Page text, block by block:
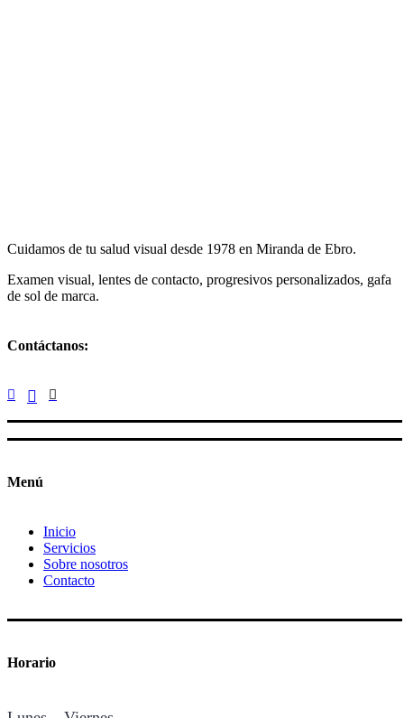
Cuidamos de tu salud visual desde 1978 en Miranda de Ebro.
Examen visual, lentes de contacto, progresivos personalizados, gafa
de sol de marca.
Contáctanos:
Menú
Inicio
Servicios
Sobre nosotros
Contacto
Horario